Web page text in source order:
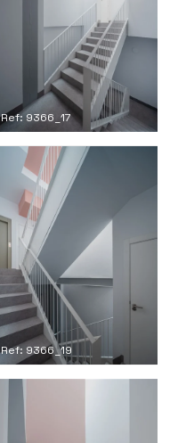
Ref: 9366_17
Ref: 9366_19